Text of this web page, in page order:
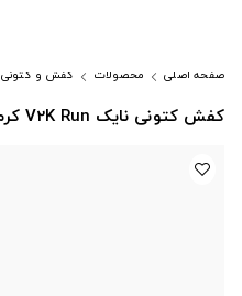
صفحه اصلی محصولات کفش و کتونی
کفش کتونی نایک V2K Run کرم قهوه ای